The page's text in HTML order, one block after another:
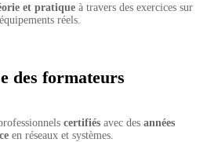
et pratiqueà travers des exercices sur
réels.
des formateurs
certifiés avec des années
en réseaux et systèmes.